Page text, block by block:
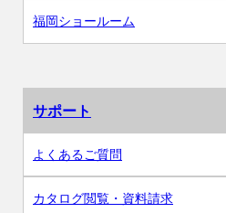
福岡ショールーム
サポート
よくあるご質問
カタログ閲覧・資料請求